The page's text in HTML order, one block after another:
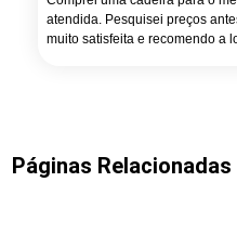
atendida. Pesquisei preços
muito satisfeita e recomendo a
Páginas Relacionadas